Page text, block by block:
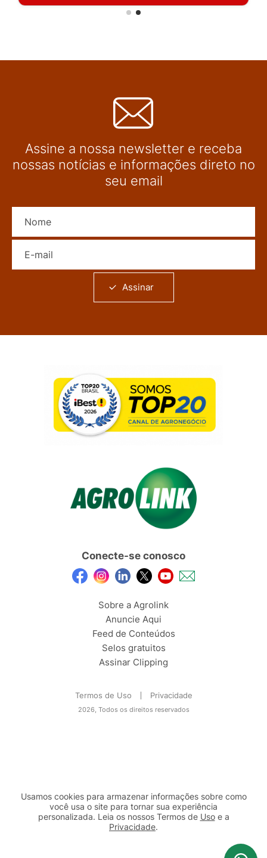
Assine a nossa newsletter e receba
nossas notícias e informações direto no
seu email
Assinar
Conecte-se conosco
Sobre a Agrolink
Anuncie Aqui
Feed de Conteúdos
Selos gratuitos
Assinar Clipping
Termos de Uso Privacidade
2026, Todos os direitos reservados
Usamos cookies para armazenar informações sobre como
você usa o site para tornar sua experiência
personalizada. Leia os nossos Termos de Usoe a
Privacidade.